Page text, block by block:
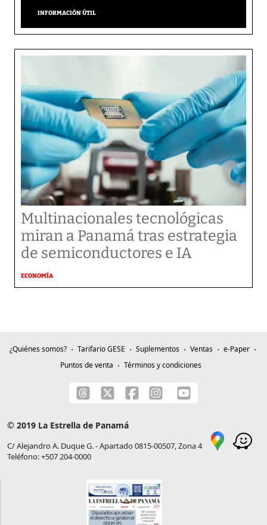
INFORMACIÓN ÚTIL
Multinacionales tecnológicas
miran a Panamá tras estrategia
de semiconductores e IA
ECONOMÍA
¿Quiénes somos? Tarifario GESE Suplementos Ventas
e-Paper
Puntos de venta
Términos y condiciones
© 2019 La Estrella de Panamá
C/ Alejandro A. Duque G. - Apartado 0815-00507, Zona 4
Teléfono: +507 204-0000